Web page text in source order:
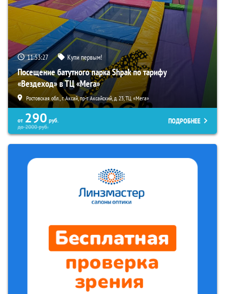
11:53:26 Купи первым!
Посещение батутного парка Shpak по тарифу
«Вездеход» в ТЦ «Мега»
Ростовская обл., г. Аксай, пр-т Аксайский, д. 23, ТЦ «Мега»
от 290 руб.
до2000руб.
ПОДРОБНЕЕ